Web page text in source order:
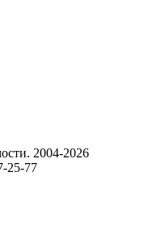
2004-2026
25-77